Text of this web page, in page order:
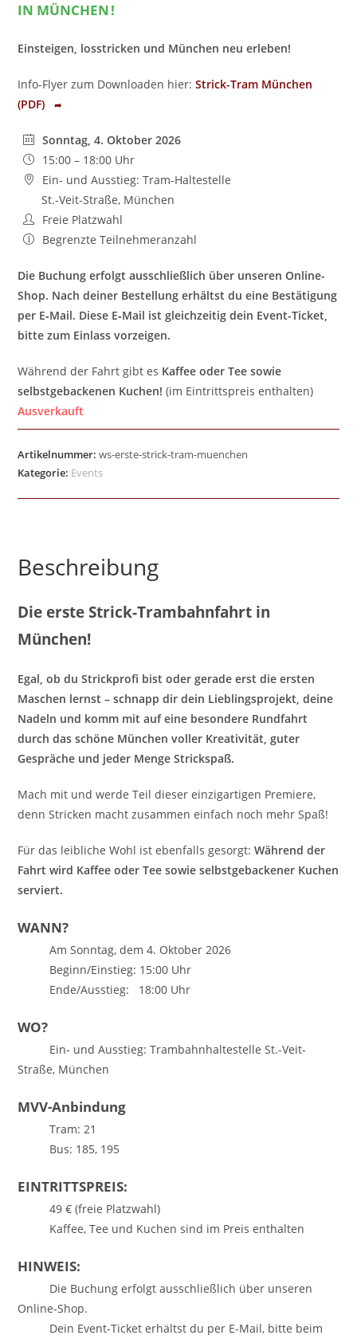
IN MÜNCHEN !
Einsteigen, losstricken und München neu erleben!
Info-Flyer zum Downloaden hier:Strick-Tram München
(PDF)➦
Sonntag, 4. Oktober 2026
15:00 – 18:00 Uhr
Ein- und Ausstieg: Tram-Haltestelle
St.-Veit-Straße, München
Freie Platzwahl
Begrenzte Teilnehmeranzahl
Die Buchung erfolgt ausschließlich über unseren Online-
Shop. Nach deiner Bestellung erhältst du eine Bestätigung
per E‑Mail. Diese E‑Mail ist gleichzeitig dein Event-Ticket,
bitte zum Einlass vorzeigen.
Während der Fahrt gibt es Kaffee oder Tee sowie
selbstgebackenen Kuchen! (im Eintrittspreis enthalten)
Ausverkauft
Artikelnummer:ws-erste-strick-tram-muenchen
Kategorie: Events
Beschreibung
Die erste Strick-Trambahnfahrt in
München!
Egal, ob du Strickprofi bist oder gerade erst die ersten
Maschen lernst – schnapp dir dein Lieblingsprojekt, deine
Nadeln und komm mit auf eine besondere Rundfahrt
durch das schöne München voller Kreativität, guter
Gespräche und jeder Menge Strickspaß.
Mach mit und werde Teil dieser einzigartigen Premiere,
denn Stricken macht zusammen einfach noch mehr Spaß!
Für das leibliche Wohl ist ebenfalls gesorgt:Während der
Fahrt wird Kaffee oder Tee sowie selbstgebackener Kuchen
serviert.
WANN?
Am Sonntag, dem 4. Oktober 2026
Beginn/Einstieg: 15:00 Uhr
Ende/Ausstieg: 18:00 Uhr
WO?
Ein- und Ausstieg: Trambahnhaltestelle St.-Veit-
Straße, München
MVV-Anbindung
Tram: 21
Bus: 185, 195
EINTRITTSPREIS:
49 € (freie Platzwahl)
Kaffee, Tee und Kuchen sind im Preis enthalten
HINWEIS:
Die Buchung erfolgt ausschließlich über unseren
Online-Shop.
Dein Event-Ticket erhältst du per E-Mail, bitte beim